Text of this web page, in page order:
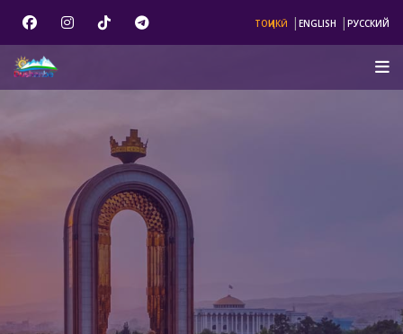
ТОҶИКӢ | ENGLISH | РУССКИЙ